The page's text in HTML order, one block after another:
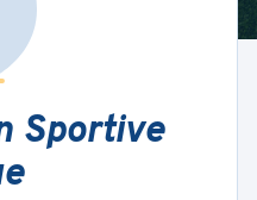
Sportive